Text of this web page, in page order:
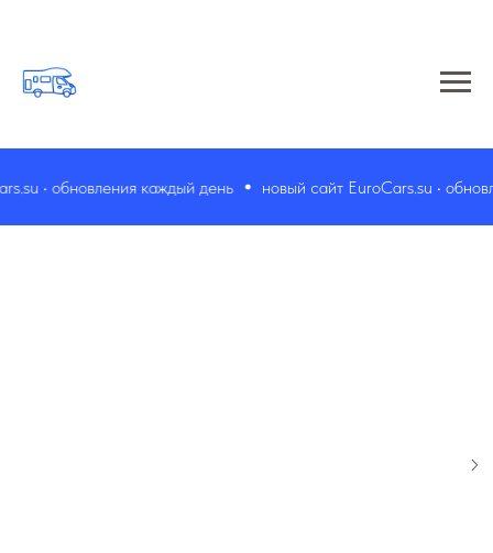
• обновления каждый день новый сайт EuroCars.su •